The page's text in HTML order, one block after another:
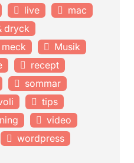
live
mac
dryck
meck
Musik
recept
sommar
tips
video
wordpress